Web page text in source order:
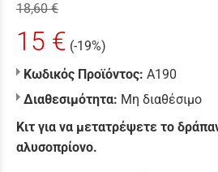
18,60 €
15 € (-19%)
Κωδικός Προϊόντος: Α190
Διαθεσιμότητα: Μη διαθέσιμο
Κιτ για να μετατρέψετε το
αλυσοπρίονο.